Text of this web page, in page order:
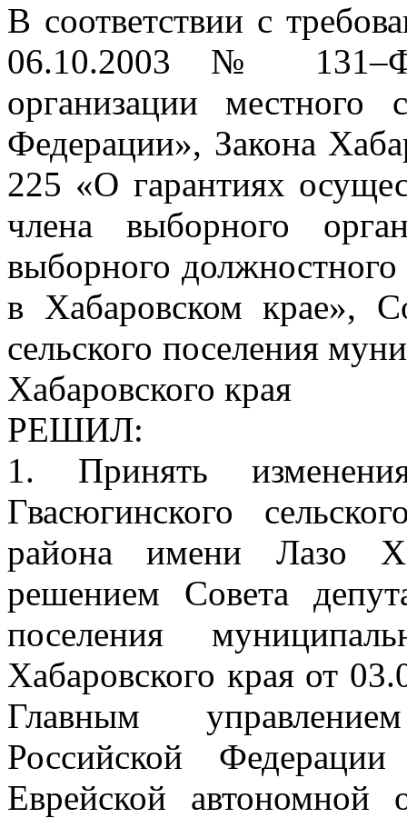
В соответствии с
06.10.2003 №
организации местного
Федерации», Закона
225 «О гарантиях
члена выборного
выборного
в Хабаровском крае»,
сельского поселения
Хабаровского края
РЕШИЛ:
1. Принять
Гвасюгинского
района имени Лазо
решением Совета
поселения
Хабаровского края от
Главным
Российской
Еврейской автономной